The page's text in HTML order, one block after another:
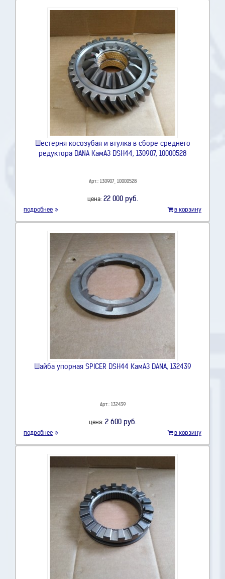
Шестерня косозубая и втулка в сборе среднего
редуктора DANA КамАЗ DSH44, 130907, 10000528
Арт.: 130907, 10000528
цена: 22 000 руб.
подробнее в корзину
Шайба упорная SPICER DSH44 КамАЗ DANA, 132439
Арт.: 132439
цена: 2 600 руб.
подробнее в корзину